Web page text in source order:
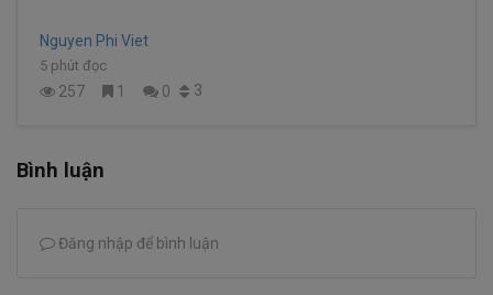
Nguyen Phi Viet
5 phút đọc
257 1 0 3
Bình luận
Đăng nhập để bình luận